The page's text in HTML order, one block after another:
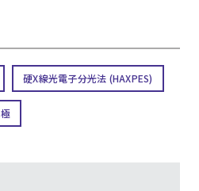
硬X線光電子分光法 (HAXPES)